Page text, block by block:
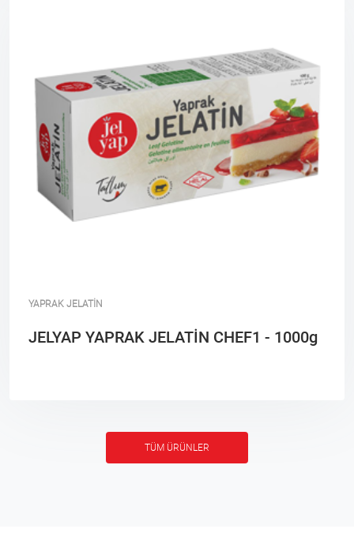
YAPRAK JELATİN
JELYAP YAPRAK JELATİN CHEF1 - 1000g
TÜM ÜRÜNLER